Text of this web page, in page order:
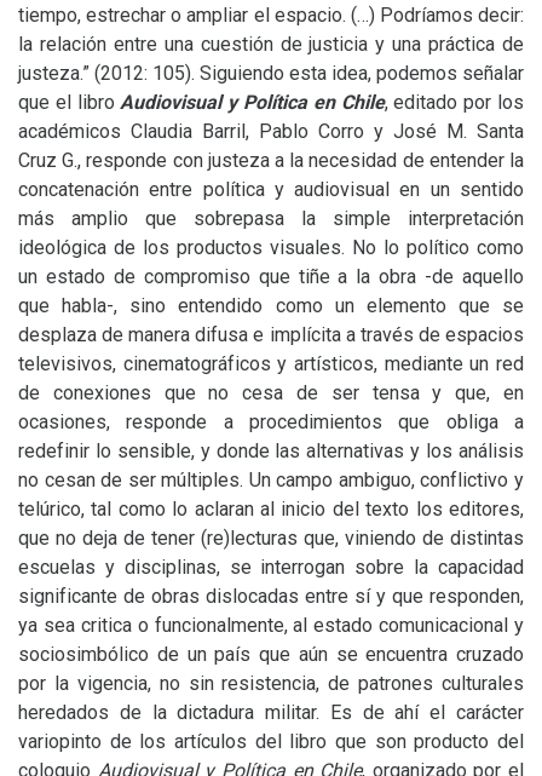
tiempo, estrechar o ampliar el espacio. (…) Podríamos decir:
la relación entre una cuestión de justicia y una práctica de
justeza.” (2012: 105). Siguiendo esta idea, podemos señalar
que el libroAudiovisual y Política en Chile, editado por los
académicos Claudia Barril, Pablo Corro y José M. Santa
Cruz G., responde con justeza a la necesidad de entender la
concatenación entre política y audiovisual en un sentido
más amplio que sobrepasa la simple interpretación
ideológica de los productos visuales. No lo político como
un estado de compromiso que tiñe a la obra -de aquello
que habla-, sino entendido como un elemento que se
desplaza de manera difusa e implícita a través de espacios
televisivos, cinematográficos y artísticos, mediante un red
de conexiones que no cesa de ser tensa y que, en
ocasiones, responde a procedimientos que obliga a
redefinir lo sensible, y donde las alternativas y los análisis
no cesan de ser múltiples. Un campo ambiguo, conflictivo y
telúrico, tal como lo aclaran al inicio del texto los editores,
que no deja de tener (re)lecturas que, viniendo de distintas
escuelas y disciplinas, se interrogan sobre la capacidad
significante de obras dislocadas entre sí y que responden,
ya sea critica o funcionalmente, al estado comunicacional y
sociosimbólico de un país que aún se encuentra cruzado
por la vigencia, no sin resistencia, de patrones culturales
heredados de la dictadura militar. Es de ahí el carácter
variopinto de los artículos del libro que son producto del
coloquio Audiovisual y Política en Chile, organizado por el